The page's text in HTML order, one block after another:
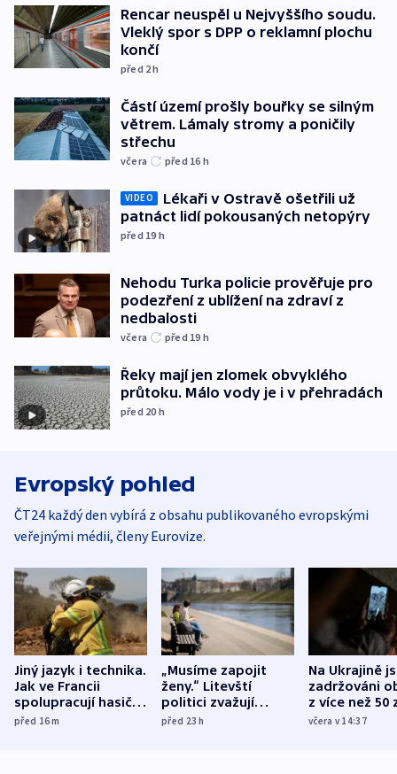
Rencar neuspěl u Nejvyššího soudu.
Vleklý spor s DPP o reklamní plochu
končí
před 2h
Částí území prošly bouřky se silným
větrem. Lámaly stromy a poničily
střechu
včera před 16 h
VIDEO
Lékaři v Ostravě ošetřili už
patnáct lidí pokousaných netopýry
před 19 h
Nehodu Turka policie prověřuje pro
podezření z ublížení na zdraví z
nedbalosti
včera před 19 h
Řeky mají jen zlomek obvyklého
průtoku. Málo vody je i v přehradách
před 20 h
Evropský pohled
ČT24 každý den vybírá z obsahu publikovaného evropskými
veřejnými médii, členy Eurovize.
Jiný jazyk i technika.
Jak ve Francii
spolupracují hasiči z
různých zemí
před 16m
„Musíme zapojit
ženy.“ Litevští
politici zvažují
dohodu o
před 23h
Na Ukrajině
zadržováni
z více než 50
Bojovali na
včera v 14:37